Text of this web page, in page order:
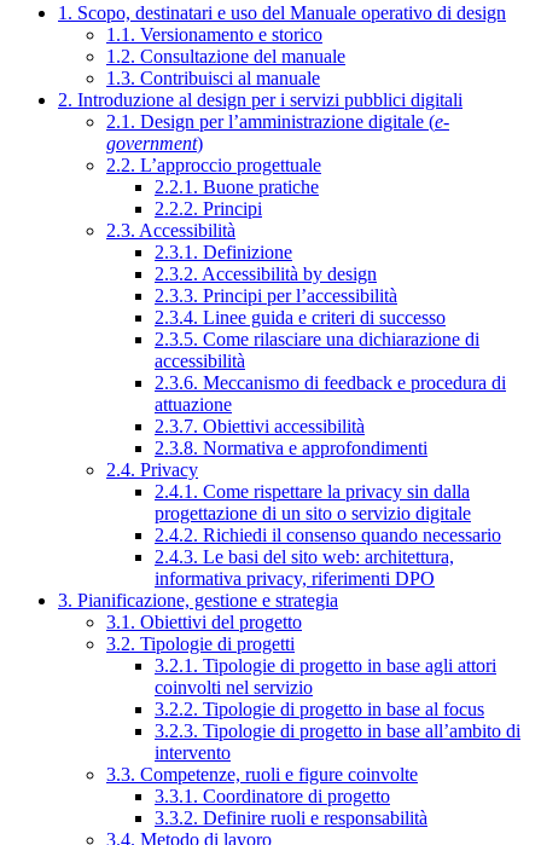
1. Scopo, destinatari e uso del Manuale operativo di design
1.1. Versionamento e storico
1.2. Consultazione del manuale
1.3. Contribuisci al manuale
2. Introduzione al design per i servizi pubblici digitali
2.1. Design per l’amministrazione digitale (e-
government)
2.2. L’approccio progettuale
2.2.1. Buone pratiche
2.2.2. Principi
2.3. Accessibilità
2.3.1. Definizione
2.3.2. Accessibilità by design
2.3.3. Principi per l’accessibilità
2.3.4. Linee guida e criteri di successo
2.3.5. Come rilasciare una dichiarazione di
accessibilità
2.3.6. Meccanismo di feedback e procedura di
attuazione
2.3.7. Obiettivi accessibilità
2.3.8. Normativa e approfondimenti
2.4. Privacy
2.4.1. Come rispettare la privacy sin dalla
progettazione di un sito o servizio digitale
2.4.2. Richiedi il consenso quando necessario
2.4.3. Le basi del sito web: architettura,
informativa privacy, riferimenti DPO
3. Pianificazione, gestione e strategia
3.1. Obiettivi del progetto
3.2. Tipologie di progetti
3.2.1. Tipologie di progetto in base agli attori
coinvolti nel servizio
3.2.2. Tipologie di progetto in base al focus
3.2.3. Tipologie di progetto in base all’ambito di
intervento
3.3. Competenze, ruoli e figure coinvolte
3.3.1. Coordinatore di progetto
3.3.2. Definire ruoli e responsabilità
3.4. Metodo di lavoro